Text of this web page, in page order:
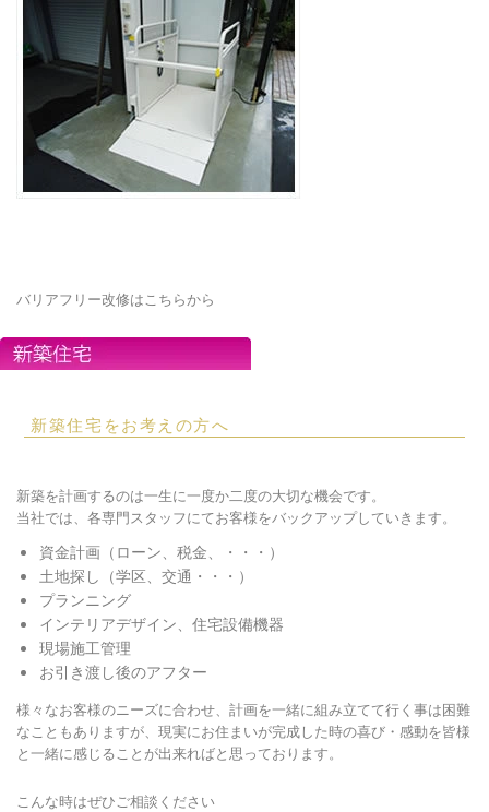
バリアフリー改修はこちらから
新築住宅をお考えの方へ
新築を計画するのは一生に一度か二度の大切な機会です。
当社では、各専門スタッフにてお客様をバックアップしていきます。
資金計画（ローン、税金、・・・）
土地探し（学区、交通・・・）
プランニング
インテリアデザイン、住宅設備機器
現場施工管理
お引き渡し後のアフター
様々なお客様のニーズに合わせ、計画を一緒に組み立てて行く事は困難
なこともありますが、現実にお住まいが完成した時の喜び・感動を皆様
と一緒に感じることが出来ればと思っております。
こんな時はぜひご相談ください